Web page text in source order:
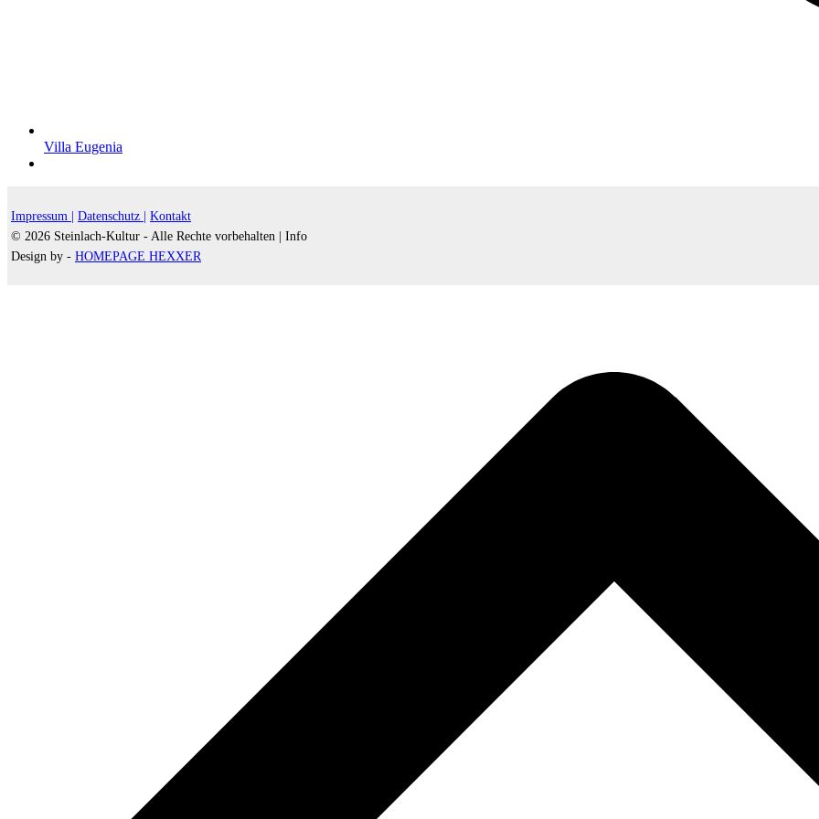
Villa Eugenia
Impressum | Datenschutz |
Kontakt
© 2026 Steinlach-Kultur - Alle Rechte vorbehalten |
Info
Design by - HOMEPAGE HEXXER